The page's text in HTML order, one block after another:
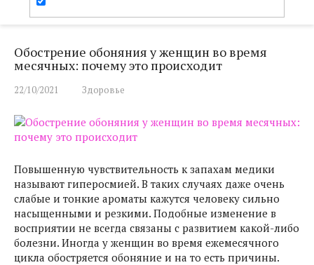
Обострение обоняния у женщин во время
месячных: почему это происходит
22/10/2021 Здоровье
Повышенную чувствительность к запахам медики
называют гиперосмией. В таких случаях даже очень
слабые и тонкие ароматы кажутся человеку сильно
насыщенными и резкими. Подобные изменение в
восприятии не всегда связаны с развитием какой-либо
болезни. Иногда у женщин во время ежемесячного
цикла обостряется обоняние и на то есть причины.